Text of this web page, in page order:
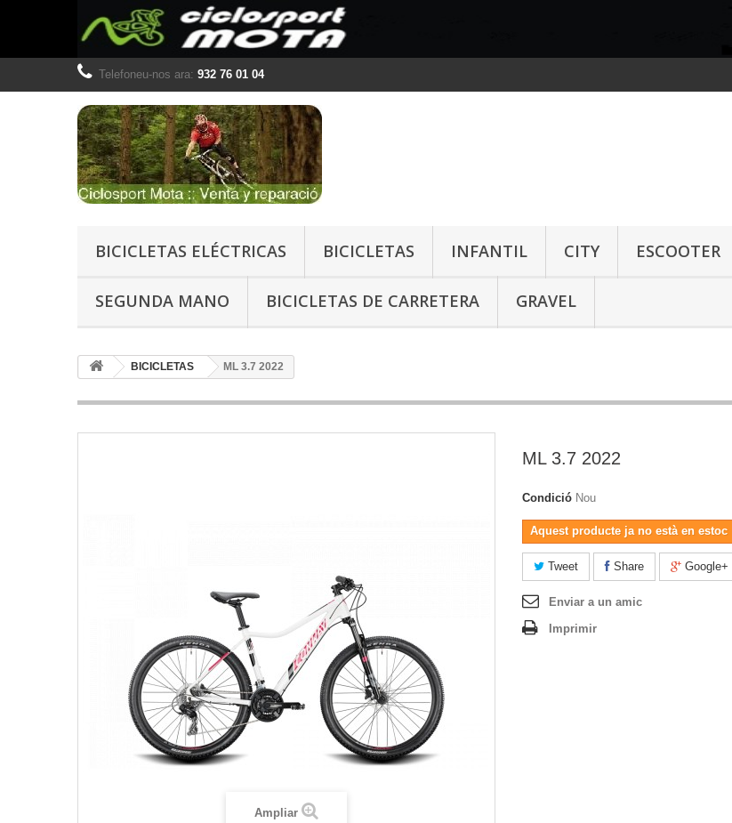
Telefoneu-nos ara: 932 76 01 04
BICICLETAS ELÉCTRICAS BICICLETAS INFANTIL CITY ESCOOTER
SEGUNDA MANO BICICLETAS DE CARRETERA GRAVEL
BICICLETAS ML 3.7 2022
Ampliar
ML 3.7 2022
Condició Nou
Aquest producte ja no està en estoc
Tweet Share Google+
Enviar a un amic
Imprimir